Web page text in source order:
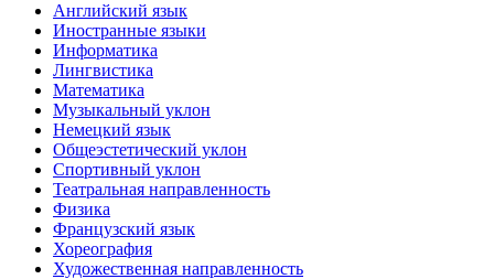
Английский язык
Иностранные языки
Информатика
Лингвистика
Математика
Музыкальный уклон
Немецкий язык
Общеэстетический уклон
Спортивный уклон
Театральная направленность
Физика
Французский язык
Хореография
Художественная направленность